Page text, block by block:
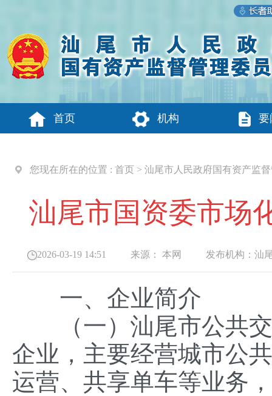
首页 机构 要
您现在所在的位置 : 首页 > 汕尾市人民政府国有资产监
汕尾市国资委市场
2026-03-19 14:51 来源： 本网 发布机构： 汕
一、企业简介
（一）汕尾市公共交
企业，主要经营城市公
运营、共享单车等业务